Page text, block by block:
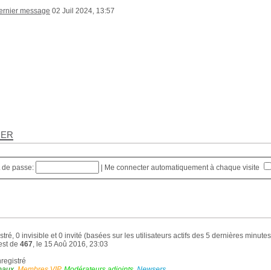
02 Juil 2024, 13:57
de passe: Me connecter automatiquement à chaque visite
0 invisible et 0 invité (basées sur les utilisateurs actifs des 5 dernières
de 467 , le 15 Aoû 2016, 23:03